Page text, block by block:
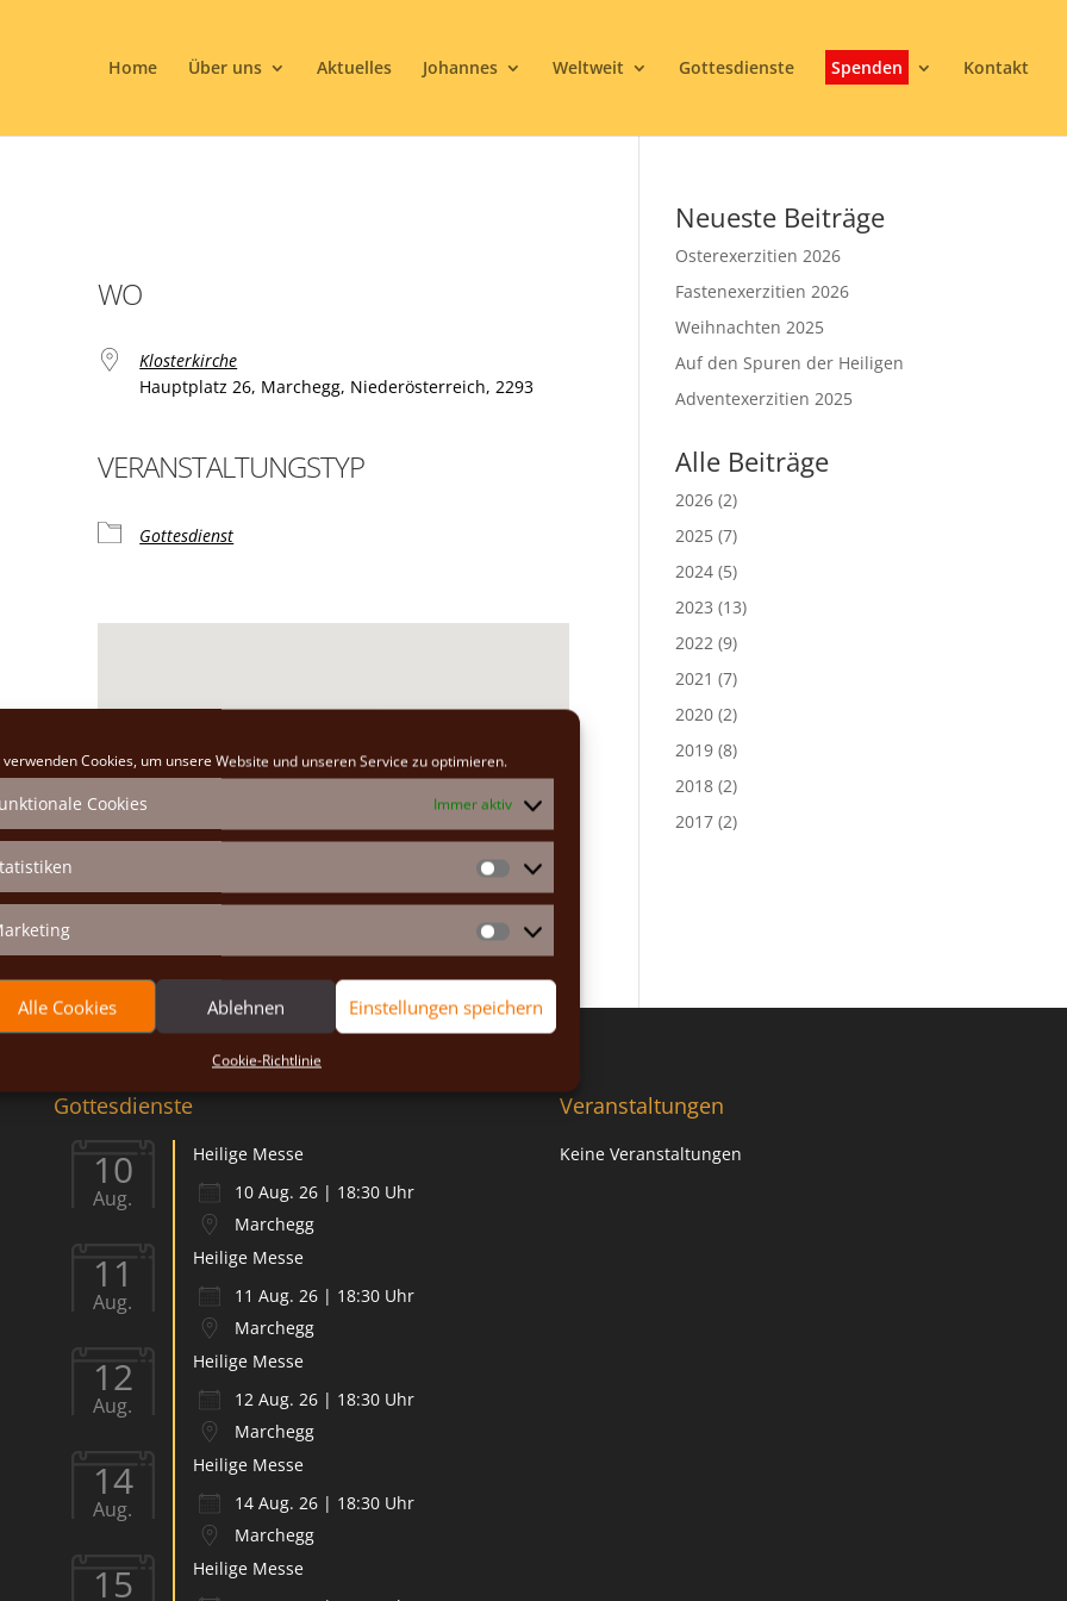
verwenden Cookies, um unsere Website und unseren Service zu optimieren.
Cookies Immer aktiv
Statistiken
Marketing
Alle Cookies Ablehnen Einstellungen speichern
Cookie-Richtlinie
Home Über uns Aktuelles Johannes Weltweit Gottesdienste Spenden Kontakt
WO
Klosterkirche
Hauptplatz 26, Marchegg, Niederösterreich, 2293
VERANSTALTUNGSTYP
Gottesdienst
Hauptplatz 26 - Marchegg
Neueste Beiträge
Osterexerzitien 2026
Fastenexerzitien 2026
Weihnachten 2025
Auf den Spuren der Heiligen
Adventexerzitien 2025
Alle Beiträge
2026 (2)
2025 (7)
2024 (5)
2023 (13)
2022 (9)
2021 (7)
2020 (2)
2019 (8)
2018 (2)
2017 (2)
Gottesdienste
10
Aug.
Heilige Messe
10 Aug. 26 | 18:30 Uhr
Marchegg
11
Aug.
Heilige Messe
11 Aug. 26 | 18:30 Uhr
Marchegg
12
Aug.
Heilige Messe
12 Aug. 26 | 18:30 Uhr
Marchegg
14
Aug.
Heilige Messe
14 Aug. 26 | 18:30 Uhr
Marchegg
15
Heilige Messe
Veranstaltungen
Keine Veranstaltungen